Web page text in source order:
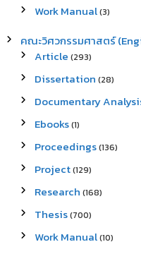
Work Manual(3)
คณะวิศวกรรมศาสตร์
Article (293)
Dissertation (28)
Documentary
Ebooks(1)
Proceedings(136)
Project(129)
Research (168)
Thesis(700)
Work Manual(10)